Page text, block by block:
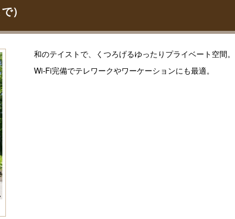
）
和のテイストで、くつろげるゆったりプライベート空間。
Wi-Fi完備でテレワークやワーケーションにも最適。